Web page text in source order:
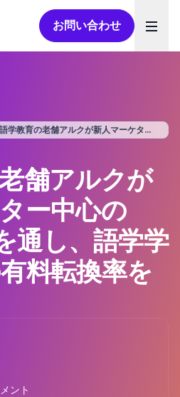
お問い合わせ
語学教育の老舗アルクが新人マーケター中心...
舗アルクが
ー中心の
通し、語学学
料転換率を
ント